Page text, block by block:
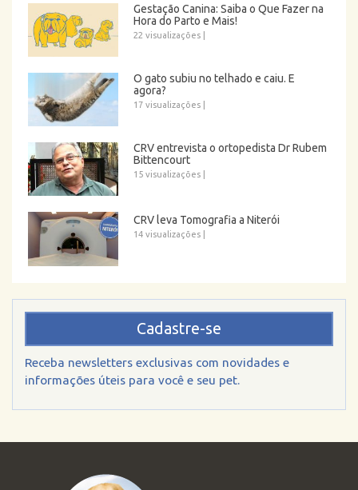
Gestação Canina: Saiba o Que Fazer na
Hora do Parto e Mais!
22 visualizações
O gato subiu no telhado e caiu. E
agora?
17 visualizações
CRV entrevista o ortopedista Dr Rubem
Bittencourt
15 visualizações
CRV leva Tomografia a Niterói
14 visualizações
Cadastre-se
Receba newsletters exclusivas com novidades e
informações úteis para você e seu pet.